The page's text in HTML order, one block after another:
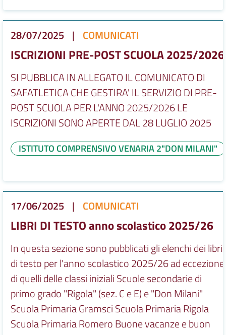
28/07/2025 | COMUNICATI
ISCRIZIONI PRE-POST SCUOLA 2025/2026
SI PUBBLICA IN ALLEGATO IL COMUNICATO DI
SAFATLETICA CHE GESTIRA' IL SERVIZIO DI PRE-
POST SCUOLA PER L'ANNO 2025/2026 LE
ISCRIZIONI SONO APERTE DAL 28 LUGLIO 2025
ISTITUTO COMPRENSIVO VENARIA 2"DON MILANI"
17/06/2025 | COMUNICATI
LIBRI DI TESTO anno scolastico 2025/26
In questa sezione sono pubblicati gli elenchi dei libri
di testo per l'anno scolastico 2025/26 ad eccezione
di quelli delle classi iniziali Scuole secondarie di
primo grado "Rigola" (sez. C e E) e "Don Milani"
Scuola Primaria Gramsci Scuola Primaria Rigola
Scuola Primaria Romero Buone vacanze e buon